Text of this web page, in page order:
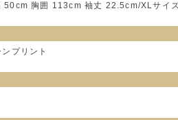
50cm 胸囲 113cm 袖丈 22.5cm/XLサ
プリント